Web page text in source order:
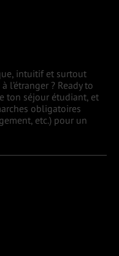
intuitif et surtout
l’étranger ? Ready to
ton séjour étudiant, et
obligatoires
etc.) pour un